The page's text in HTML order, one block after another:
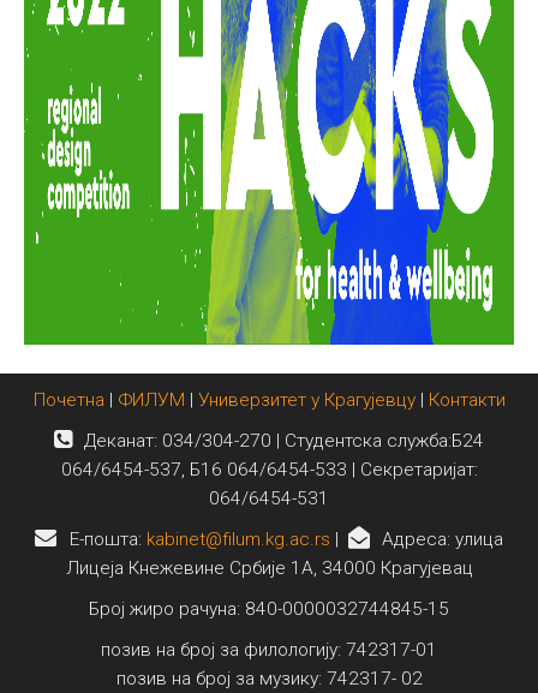
Почетна | ФИЛУМ | Универзитет у Крагујевцу| Контакти
Деканат: 034/304-270 | Студентска служба:Б24
064/6454-537, Б16 064/6454-533 | Секретаријат:
064/6454-531
E-пошта: kabinet@filum.kg.ac.rs |
Адреса: улица
Лицеја Кнежевине Србије 1А, 34000 Крагујевац
Број жиро рачуна: 840-0000032744845-15
позив на број за филологију: 742317-01
позив на број за музику: 742317- 02